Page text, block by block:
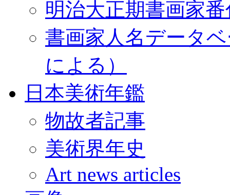
明治大正期書画家
書画家人名データ
による）
日本美術年鑑
物故者記事
美術界年史
Art news articles